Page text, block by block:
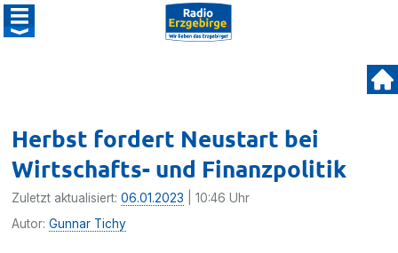
Herbst fordert Neustart bei
Wirtschafts- und Finanzpolitik
Zuletzt aktualisiert:06.01.2023 | 10:46 Uhr
Autor:Gunnar Tichy